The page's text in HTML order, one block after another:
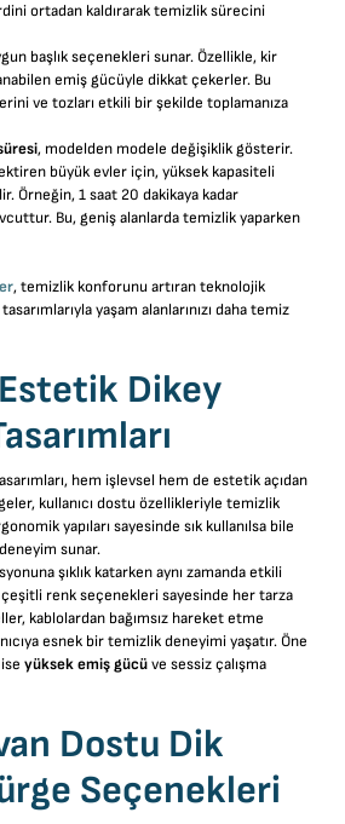
ortadan kaldırarak temizlik sürecini
başlık seçenekleri sunar. Özellikle, kir
emiş gücüyle dikkat çekerler. Bu
ve tozları etkili bir şekilde toplamanıza
, modelden modele değişiklik gösterir.
büyük evler için, yüksek kapasiteli
Örneğin, 1 saat 20 dakikaya kadar
Bu, geniş alanlarda temizlik yaparken
, temizlik konforunu artıran teknolojik
yaşam alanlarınızı daha temiz
Dikey
hem işlevsel hem de estetik açıdan
kullanıcı dostu özellikleriyle temizlik
yapıları sayesinde sık kullanılsa bile
sunar.
şıklık katarken aynı zamanda etkili
renk seçenekleri sayesinde her tarza
kablolardan bağımsız hareket etme
esnek bir temizlik deneyimi yaşatır. Öne
yüksek emiş gücüve sessiz çalışma
Dostu Dik
Seçenekleri